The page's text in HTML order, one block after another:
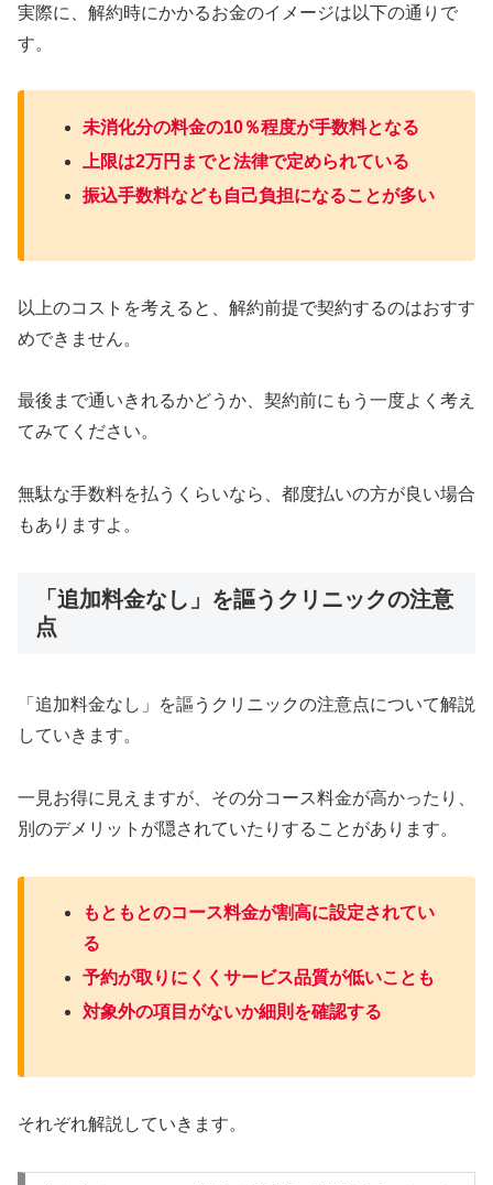
実際に、解約時にかかるお金のイメージは以下の通りで
す。
未消化分の料金の10％程度が手数料となる
上限は2万円までと法律で定められている
振込手数料なども自己負担になることが多い
以上のコストを考えると、解約前提で契約するのはおすす
めできません。
最後まで通いきれるかどうか、契約前にもう一度よく考え
てみてください。
無駄な手数料を払うくらいなら、都度払いの方が良い場合
もありますよ。
「追加料金なし」を謳うクリニックの注意
点
「追加料金なし」を謳うクリニックの注意点について解説
していきます。
一見お得に見えますが、その分コース料金が高かったり、
別のデメリットが隠されていたりすることがあります。
もともとのコース料金が割高に設定されてい
る
予約が取りにくくサービス品質が低いことも
対象外の項目がないか細則を確認する
それぞれ解説していきます。